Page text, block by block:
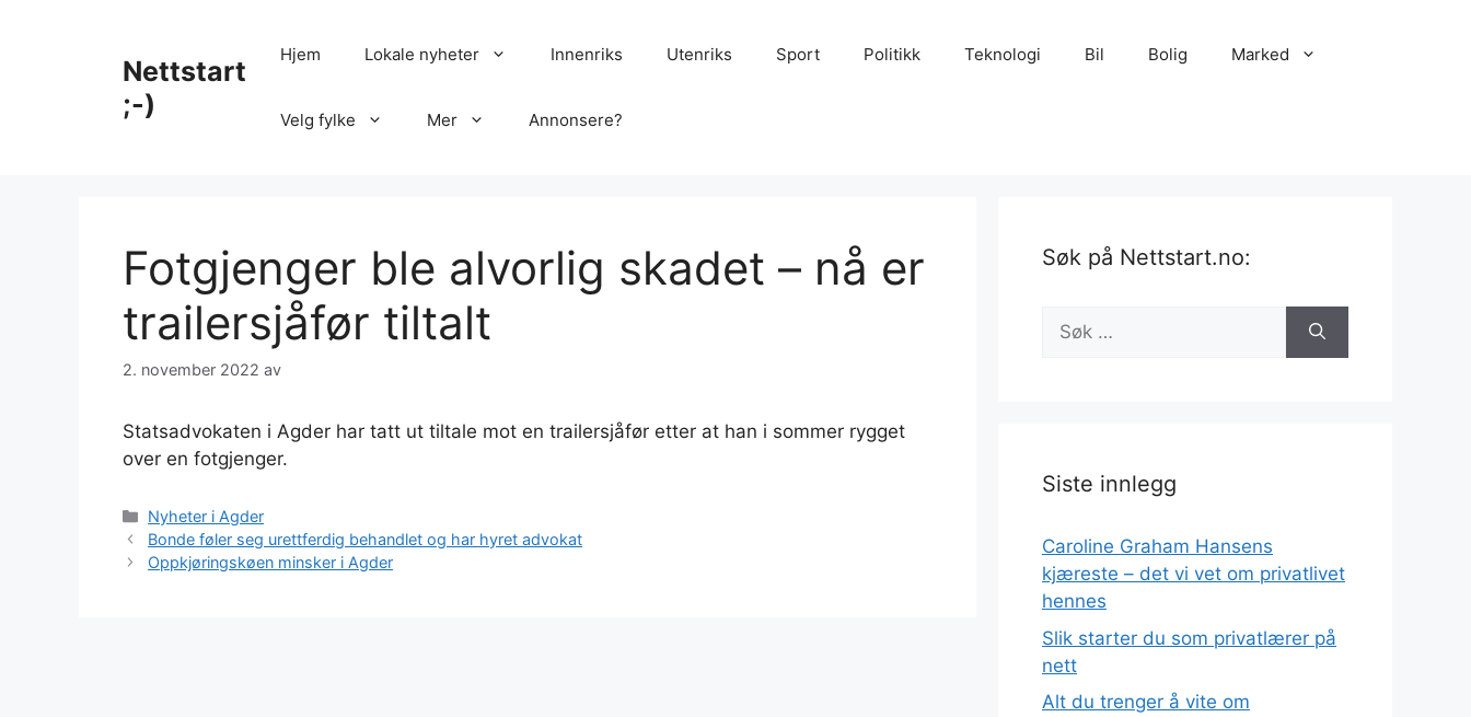
Nettstart
;-)
Hjem Lokale nyheter Innenriks Utenriks Sport Politikk Teknologi Bil Bolig Marked
Velg fylke Mer Annonsere?
Fotgjenger ble alvorlig skadet – nå er
trailer­sjåfør tiltalt
2. november 2022 av
Statsadvokaten i Agder har tatt ut tiltale mot en trailersjåfør etter at han i sommer rygget
over en fotgjenger.
Kategorier
Nyheter i Agder
Bonde føler seg urettferdig behandlet og har hyret advokat
Oppkjøringskøen minsker i Agder
Søk på Nettstart.no:
Søk
etter:
Siste innlegg
Caroline Graham Hansens
kjæreste – det vi vet om privatlivet
hennes
Slik starter du som privatlærer på
nett
Alt du trenger å vite om